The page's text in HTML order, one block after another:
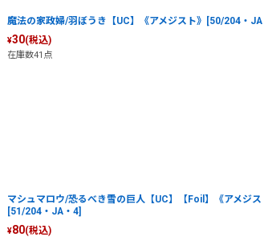
魔法の家政婦/羽ぼうき【UC】《アメジスト》[50/204・JA
¥30(税込)
在庫数41点
マシュマロウ/恐るべき雪の巨人【UC】【Foil】《アメジス
[51/204・JA・4]
¥80(税込)